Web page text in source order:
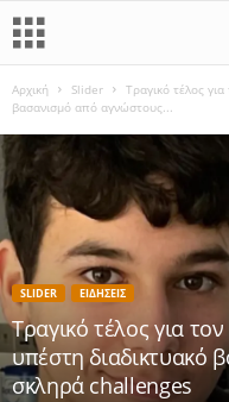
Αρχική Slider
Τραγικό τέλος
βασανισμό από αγνώστους...
SLIDER ΕΙΔΗΣΕΙΣ
Τραγικό τέλος για
υπέστη διαδικτυακό
σκληρά challenges